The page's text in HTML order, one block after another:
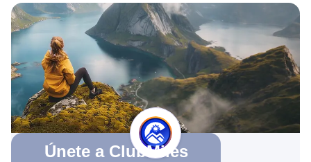
Únete a ClubMiles